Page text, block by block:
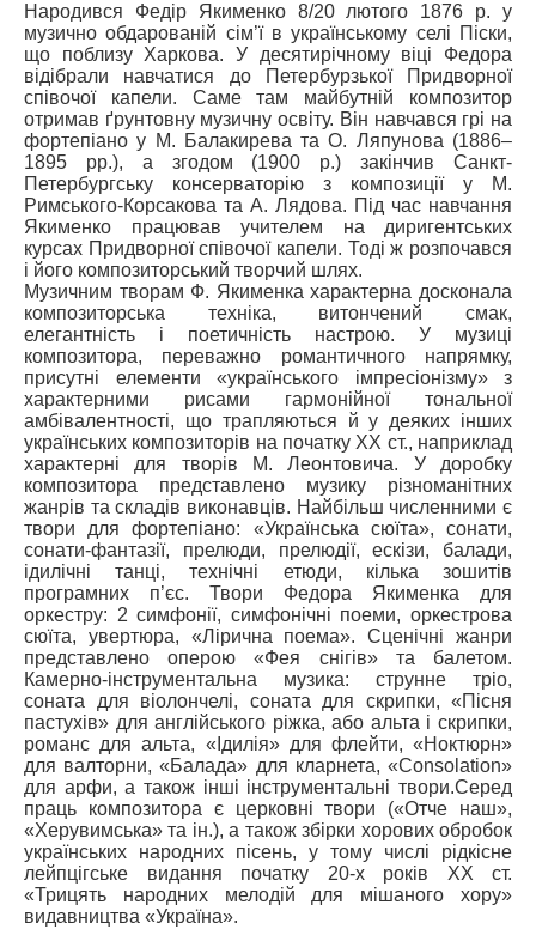
Народився Федір Якименко 8/20 лютого 1876 р. у
музично обдарованій сім’ї в українському селі Піски,
що поблизу Харкова. У десятирічному віці Федора
відібрали навчатися до Петербурзької Придворної
співочої капели. Саме там майбутній композитор
отримав ґрунтовну музичну освіту. Він навчався грі на
фортепіано у М. Балакирева та О. Ляпунова (1886–
1895 рр.), а згодом (1900 р.) закінчив Санкт-
Петербургську консерваторію з композиції у М.
Римського-Корсакова та А. Лядова. Під час навчання
Якименко працював учителем на диригентських
курсах Придворної співочої капели. Тоді ж розпочався
і його композиторський творчий шлях.
Музичним творам Ф. Якименка характерна досконала
композиторська техніка, витончений смак,
елегантність і поетичність настрою. У музиці
композитора, переважно романтичного напрямку,
присутні елементи «українського імпресіонізму» з
характерними рисами гармонійної тональної
амбівалентності, що трапляються й у деяких інших
українських композиторів на початку ХХ ст., наприклад
характерні для творів М. Леонтовича. У доробку
композитора представлено музику різноманітних
жанрів та складів виконавців. Найбільш численними є
твори для фортепіано: «Українська сюїта», сонати,
сонати-фантазії, прелюди, прелюдії, ескізи, балади,
ідилічні танці, технічні етюди, кілька зошитів
програмних п’єс. Твори Федора Якименка для
оркестру: 2 симфонії, симфонічні поеми, оркестрова
сюїта, увертюра, «Лірична поема». Сценічні жанри
представлено оперою «Фея снігів» та балетом.
Камерно-інструментальна музика: струнне тріо,
соната для віолончелі, соната для скрипки, «Пісня
пастухів» для англійського ріжка, або альта і скрипки,
романс для альта, «Ідилія» для флейти, «Ноктюрн»
для валторни, «Балада» для кларнета, «Consolation»
для арфи, а також інші інструментальні твори.Серед
праць композитора є церковні твори («Отче наш»,
«Херувимська» та ін.), а також збірки хорових обробок
українських народних пісень, у тому числі рідкісне
лейпцігське видання початку 20-х років ХХ ст.
«Трицять народних мелодій для мішаного хору»
видавництва «Україна».